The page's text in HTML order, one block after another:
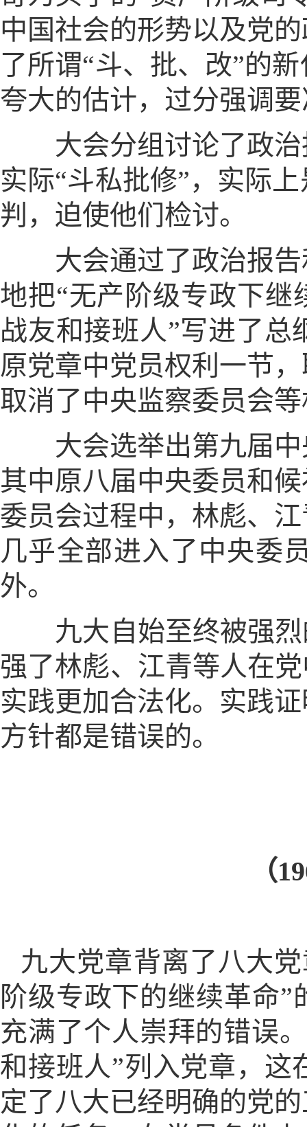
中国社会的形势以及党
了所谓“斗、批、改”的
夸大的估计，过分强调
大会分组讨论了政治
实际“斗私批修”，实际
判，迫使他们检讨。
大会通过了政治报告
地把“无产阶级专政下继
战友和接班人”写进了
原党章中党员权利一节
取消了中央监察委员会
大会选举出第九届中
其中原八届中央委员和
委员会过程中，林彪、
几乎全部进入了中央委
外。
九大自始至终被强烈
强了林彪、江青等人在
实践更加合法化。实践
方针都是错误的。
（
九大党章背离了八大
阶级专政下的继续革命
充满了个人崇拜的错误
和接班人”列入党章，这
定了八大已经明确的党